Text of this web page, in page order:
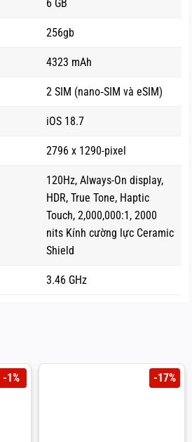
6 GB
256gb
4323 mAh
2 SIM (nano‑SIM và eSIM)
iOS 18.7
2796 x 1290-pixel
120Hz, Always-On display,
HDR, True Tone, Haptic
Touch, 2,000,000:1, 2000
nits Kính cường lực Ceramic
Shield
3.46 GHz
-1% -17%